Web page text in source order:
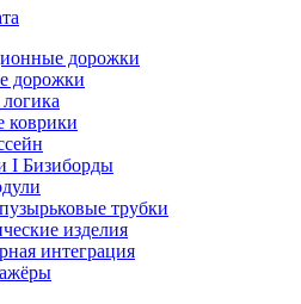
дорожки
дорожки
коврики
I Бизиборды
трубки
изделия
интеграция